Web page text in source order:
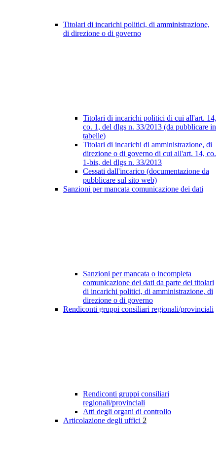
Titolari di incarichi politici, di amministrazione,
di direzione o di governo
Titolari di incarichi politici di cui all'art. 14,
co. 1, del dlgs n. 33/2013 (da pubblicare in
tabelle)
Titolari di incarichi di amministrazione, di
direzione o di governo di cui all'art. 14, co.
1-bis, del dlgs n. 33/2013
Cessati dall'incarico (documentazione da
pubblicare sul sito web)
Sanzioni per mancata comunicazione dei dati
Sanzioni per mancata o incompleta
comunicazione dei dati da parte dei titolari
di incarichi politici, di amministrazione, di
direzione o di governo
Rendiconti gruppi consiliari regionali/provinciali
Rendiconti gruppi consiliari
regionali/provinciali
Atti degli organi di controllo
Articolazione degli uffici 2